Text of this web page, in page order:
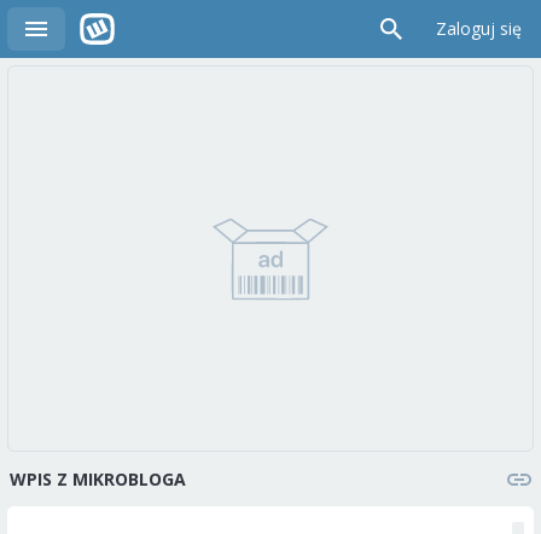
Zaloguj się
WPIS Z MIKROBLOGA